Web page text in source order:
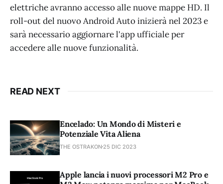
elettriche avranno accesso alle nuove mappe HD. Il
roll-out del nuovo Android Auto inizierà nel 2023 e
sarà necessario aggiornare l'app ufficiale per
accedere alle nuove funzionalità.
READ NEXT
Encelado: Un Mondo di Misteri e
Potenziale Vita Aliena
THE OSTRAKON 25 DIC 2023
Apple lancia i nuovi processori M2 Pro e